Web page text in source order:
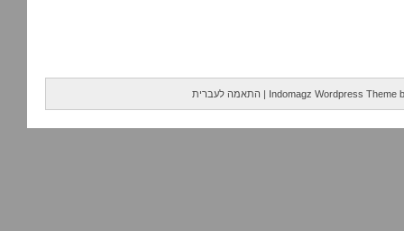
Indomagz Wordpress Theme
| התאמה לעברית